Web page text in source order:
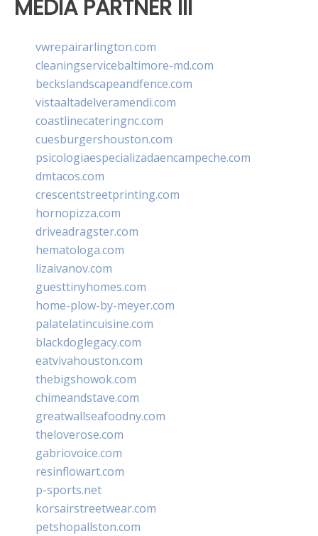
MEDIA PARTNER III
vwrepairarlington.com
cleaningservicebaltimore-md.com
beckslandscapeandfence.com
vistaaltadelveramendi.com
coastlinecateringnc.com
cuesburgershouston.com
psicologiaespecializadaencampeche.com
dmtacos.com
crescentstreetprinting.com
hornopizza.com
driveadragster.com
hematologa.com
lizaivanov.com
guesttinyhomes.com
home-plow-by-meyer.com
palatelatincuisine.com
blackdoglegacy.com
eatvivahouston.com
thebigshowok.com
chimeandstave.com
greatwallseafoodny.com
theloverose.com
gabriovoice.com
resinflowart.com
p-sports.net
korsairstreetwear.com
petshopallston.com